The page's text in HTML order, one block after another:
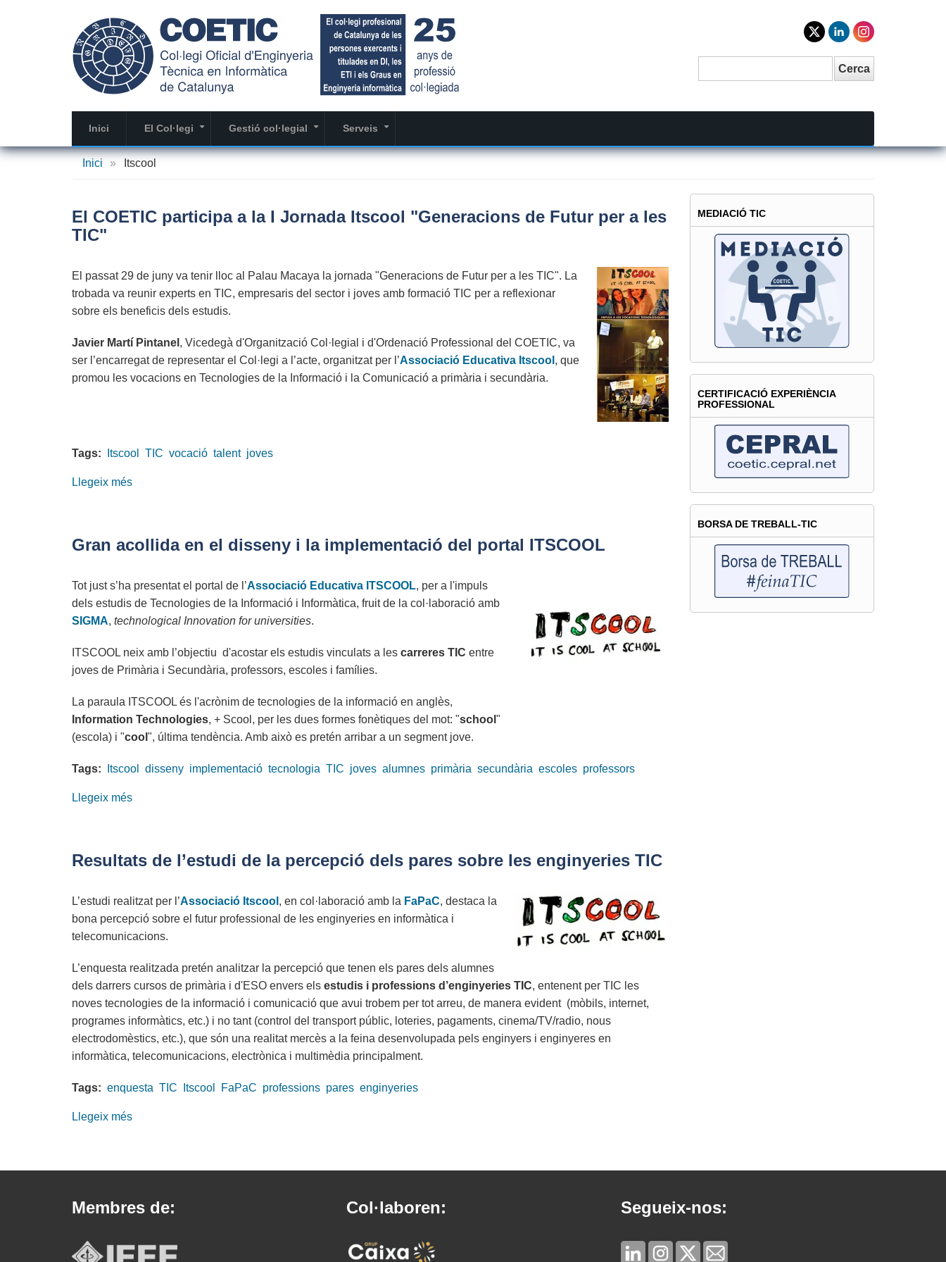
Cerca
Inici El Col·legi Gestió col·legial Serveis
Inici » Itscool
El COETIC participa a la I Jornada Itscool "Generacions de Futur per a les
TIC"
El passat 29 de juny va tenir lloc al Palau Macaya la jornada "Generacions de Futur per a les TIC". La
trobada va reunir experts en TIC, empresaris del sector i joves amb formació TIC per a reflexionar
sobre els beneficis dels estudis.
Javier Martí Pintanel , Vicedegà d'Organització Col·legial i d'Ordenació Professional del COETIC, va
ser l’encarregat de representar el Col·legi a l’acte, organitzat per l’Associació Educativa Itscool , que
promou les vocacions en Tecnologies de la Informació i la Comunicació a primària i secundària.
Tags: Itscool TIC vocació talent joves
Llegeix més
a
Jornada
Itscool
de
Futur
TIC"
Gran acollida en el disseny i la implementació del portal ITSCOOL
Tot just s’ha presentat el portal de l’Associació Educativa ITSCOOL, per a l'impuls
dels estudis de Tecnologies de la Informació i Informàtica, fruit de la col·laboració amb
SIGMA, technological Innovation for universities.
ITSCOOL neix amb l’objectiu d'acostar els estudis vinculats a les carreres TIC entre
joves de Primària i Secundària, professors, escoles i famílies.
La paraula ITSCOOL és l'acrònim de tecnologies de la informació en anglès,
Information Technologies, + Scool, per les dues formes fonètiques del mot: "school "
(escola) i "cool ", última tendència. Amb això es pretén arribar a un segment jove.
Tags: Itscool disseny implementació tecnologia TIC joves alumnes primària secundària escoles professors
Llegeix més
el
i
la
implementació
portal
ITSCOOL
Resultats de l’estudi de la percepció dels pares sobre les enginyeries TIC
L’estudi realitzat per l’Associació Itscool , en col·laboració amb la FaPaC, destaca la
bona percepció sobre el futur professional de les enginyeries en informàtica i
telecomunicacions.
L’enquesta realitzada pretén analitzar la percepció que tenen els pares dels alumnes
dels darrers cursos de primària i d'ESO envers els estudis i professions d’enginyeries TIC, entenent per TIC les
noves tecnologies de la informació i comunicació que avui trobem per tot arreu, de manera evident (mòbils, internet,
programes informàtics, etc.) i no tant (control del transport públic, loteries, pagaments, cinema/TV/radio, nous
electrodomèstics, etc.), que són una realitat mercès a la feina desenvolupada pels enginyers i enginyeres en
informàtica, telecomunicacions, electrònica i multimèdia principalment.
Tags: enquesta TIC Itscool FaPaC professions pares enginyeries
Llegeix més
l’estudi
la
pares
MEDIACIÓ TIC
CERTIFICACIÓ EXPERIÈNCIA
PROFESSIONAL
BORSA DE TREBALL-TIC
Membres de: Col·laboren: Segueix-nos: